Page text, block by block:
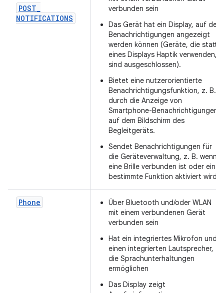
POST_
NOTIFICATIONS
verbunden sein
Das Gerät hat ein Display, auf dem
Benachrichtigungen angezeigt
werden können (Geräte, die statt
eines Displays Haptik verwenden,
sind ausgeschlossen).
Bietet eine nutzerorientierte
Benachrichtigungsfunktion, z. B.
durch die Anzeige von
Smartphone-Benachrichtigungen
auf dem Bildschirm des
Begleitgeräts.
Sendet Benachrichtigungen für
die Geräteverwaltung, z. B. wenn
eine Brille verbunden ist oder eine
bestimmte Funktion aktiviert wird.
Phone
Über Bluetooth und/oder WLAN
mit einem verbundenen Gerät
verbunden sein
Hat ein integriertes Mikrofon und
einen integrierten Lautsprecher,
die Sprachunterhaltungen
ermöglichen
Das Display zeigt